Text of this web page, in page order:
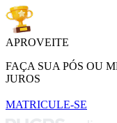
APROVEITE
FAÇA SUA PÓS OU
JUROS
MATRICULE-SE